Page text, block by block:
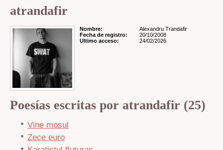
atrandafir
Nombre:
Alexandru Trandafir
Fecha de registro:
20/10/2008
Ultimo acceso:
24/02/2026
Poesías escritas por atrandafir (25)
Vine mosul
Zece euro